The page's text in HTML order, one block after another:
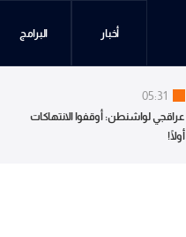
أخبار البرامج
05:31
عراقجي لواشنطن: أوقفوا الانتهاكات
أولًا!